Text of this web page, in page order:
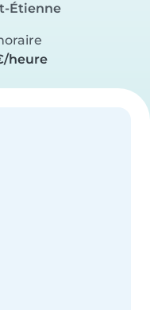
Étienne
heure